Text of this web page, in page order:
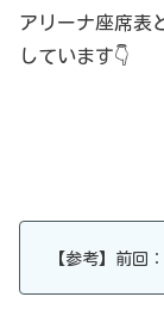
アリーナ座席表
しています👇
【参考】前回